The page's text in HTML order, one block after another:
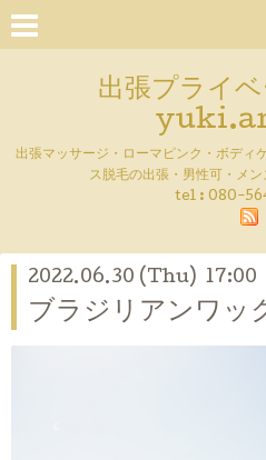
出張プライ
出張マッサージ・ローマピンク・ボディ
ス脱毛の出張・男性可・メン
tel : 080-
2022.06.30 (Thu) 17:00
ブラジリアンワッ